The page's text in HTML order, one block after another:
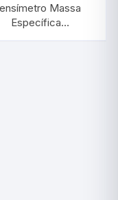
Massa
Específica